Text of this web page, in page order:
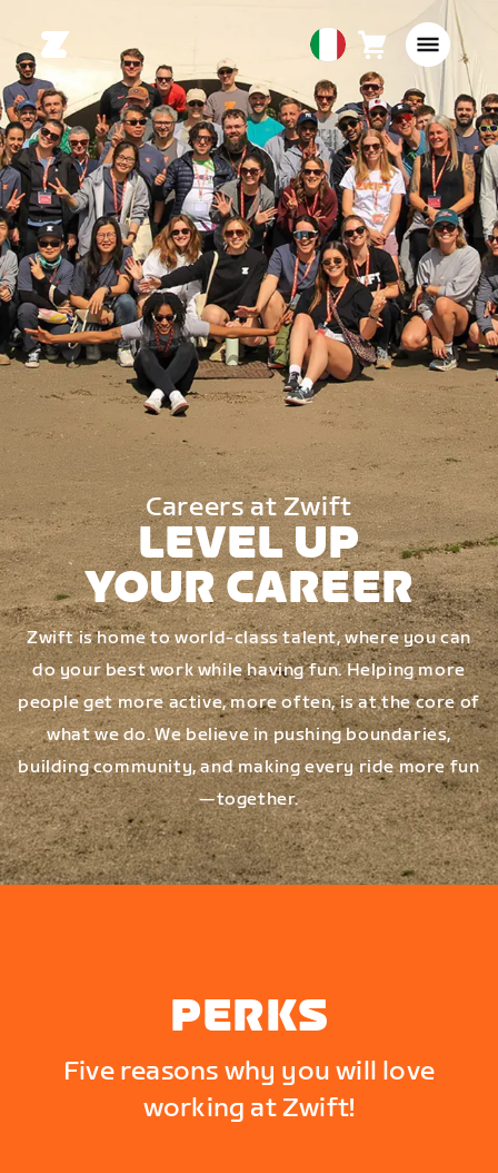
European
Union
Italiano
Carrello0
articoli
Careers at Zwift
LEVEL UP
YOUR CAREER
Zwift is home to world-class talent, where you can
do your best work while having fun. Helping more
people get more active, more often, is at the core of
what we do. We believe in pushing boundaries,
building community, and making every ride more fun
—together.
PERKS
Five reasons why you will love
working at Zwift!